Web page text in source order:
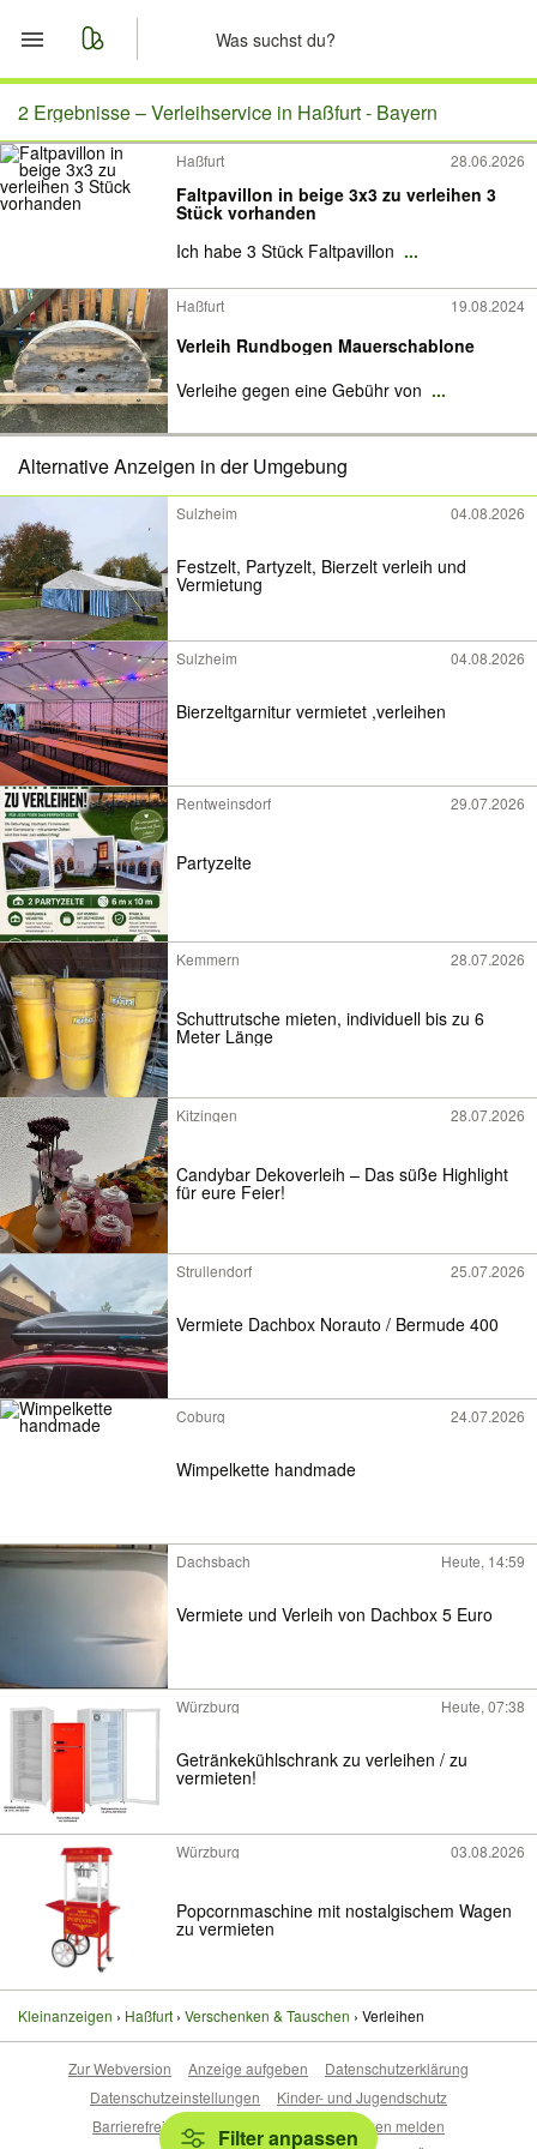
Start
Merkliste
Nachrichten
Anzeige aufgeben
2 Ergebnisse –Verleihservice in Haßfurt - Bayern
Haßfurt 28.06.2026
Faltpavillon in beige 3x3 zu verleihen 3
Stück vorhanden
Ich habe 3 Stück Faltpavillon ...
Haßfurt 19.08.2024
Verleih Rundbogen Mauerschablone
Verleihe gegen eine Gebühr von ...
Alternative Anzeigen in der Umgebung
Sulzheim 04.08.2026
Festzelt, Partyzelt, Bierzelt verleih und
Vermietung
Sulzheim 04.08.2026
Bierzeltgarnitur vermietet ,verleihen
Rentweinsdorf 29.07.2026
Partyzelte
Kemmern 28.07.2026
Schuttrutsche mieten, individuell bis zu 6
Meter Länge
Kitzingen 28.07.2026
Candybar Dekoverleih – Das süße Highlight
für eure Feier!
Strullendorf 25.07.2026
Vermiete Dachbox Norauto / Bermude 400
Coburg 24.07.2026
Wimpelkette handmade
Dachsbach Heute, 14:59
Vermiete und Verleih von Dachbox 5 Euro
Würzburg Heute, 07:38
Getränkekühlschrank zu verleihen / zu
vermieten!
Würzburg 03.08.2026
Popcornmaschine mit nostalgischem Wagen
zu vermieten
Kleinanzeigen Haßfurt Verschenken & Tauschen Verleihen
Filter anpassen
Zur Webversion Anzeige aufgeben
Datenschutzerklärung
Datenschutzeinstellungen
Kinder- und Jugendschutz
Barrierefreiheitserklärung
Sicherheitslücken melden